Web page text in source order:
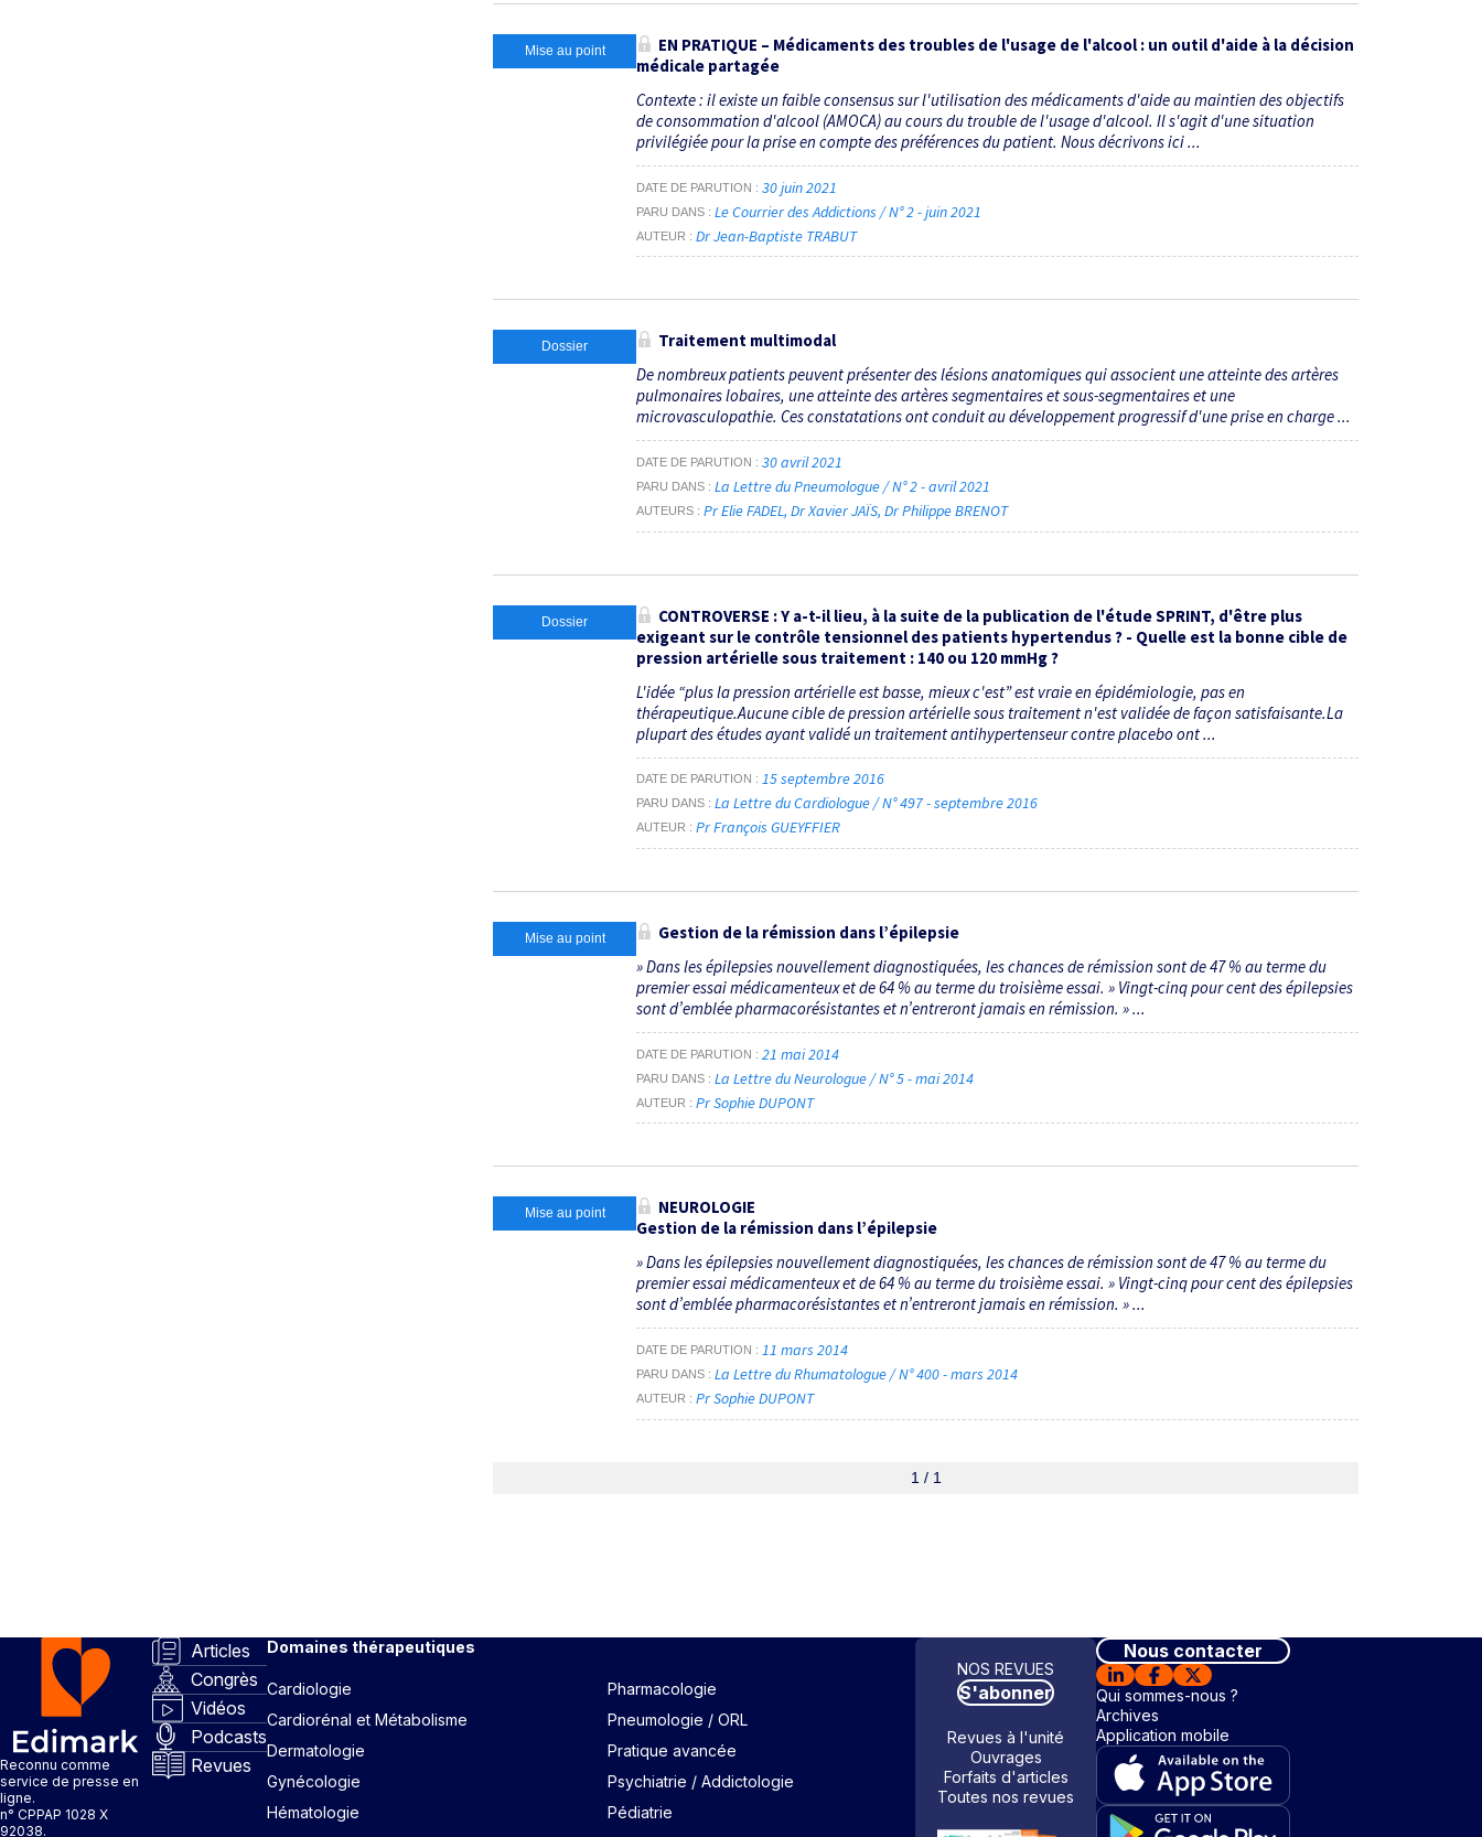
Mise au point
EN PRATIQUE – Médicaments des troubles de l'usage de l'alcool : un outil d'aide à la décision
médicale partagée
Contexte : il existe un faible consensus sur l'utilisation des médicaments d'aide au maintien des objectifs
de consommation d'alcool (AMOCA) au cours du trouble de l'usage d'alcool. Il s'agit d'une situation
privilégiée pour la prise en compte des préférences du patient. Nous décrivons ici ...
DATE DE PARUTION 30 juin 2021
PARU DANS Le Courrier des Addictions / N° 2 - juin 2021
AUTEUR Dr Jean-Baptiste TRABUT
Dossier
Traitement multimodal
De nombreux patients peuvent présenter des lésions anatomiques qui associent une atteinte des artères
pulmonaires lobaires, une atteinte des artères segmentaires et sous-segmentaires et une
microvasculopathie. Ces constatations ont conduit au développement progressif d'une prise en charge ...
DATE DE PARUTION 30 avril 2021
PARU DANS La Lettre du Pneumologue / N° 2 - avril 2021
AUTEURS Pr Elie FADEL Dr Xavier JAÏS Dr Philippe BRENOT
Dossier
CONTROVERSE : Y a-t-il lieu, à la suite de la publication de l'étude SPRINT, d'être plus
exigeant sur le contrôle tensionnel des patients hypertendus ? - Quelle est la bonne cible de
pression artérielle sous traitement : 140 ou 120 mmHg ?
L'idée “plus la pression artérielle est basse, mieux c'est” est vraie en épidémiologie, pas en
thérapeutique.Aucune cible de pression artérielle sous traitement n'est validée de façon satisfaisante.La
plupart des études ayant validé un traitement antihypertenseur contre placebo ont ...
DATE DE PARUTION 15 septembre 2016
PARU DANS La Lettre du Cardiologue / N° 497 - septembre 2016
AUTEUR Pr François GUEYFFIER
Mise au point
Gestion de la rémission dans l’épilepsie
» Dans les épilepsies nouvellement diagnostiquées, les chances de rémission sont de 47 % au terme du
premier essai médicamenteux et de 64 % au terme du troisième essai. » Vingt-cinq pour cent des épilepsies
sont d’emblée pharmacorésistantes et n’entreront jamais en rémission. » ...
DATE DE PARUTION 21 mai 2014
PARU DANS La Lettre du Neurologue / N° 5 - mai 2014
AUTEUR Pr Sophie DUPONT
Mise au point
NEUROLOGIE
Gestion de la rémission dans l’épilepsie
» Dans les épilepsies nouvellement diagnostiquées, les chances de rémission sont de 47 % au terme du
premier essai médicamenteux et de 64 % au terme du troisième essai. » Vingt-cinq pour cent des épilepsies
sont d’emblée pharmacorésistantes et n’entreront jamais en rémission. » ...
DATE DE PARUTION 11 mars 2014
PARU DANS La Lettre du Rhumatologue / N° 400 - mars 2014
AUTEUR Pr Sophie DUPONT
1 / 1
Reconnu comme
service de presse en
ligne.
n° CPPAP 1028 X
92038.
Articles
Congrès
Vidéos
Podcasts
Revues
Domaines thérapeutiques
Cardiologie
Cardiorénal et Métabolisme
Dermatologie
Gynécologie
Hématologie
Pharmacologie
Pneumologie / ORL
Pratique avancée
Psychiatrie / Addictologie
Pédiatrie
NOS REVUES
S'abonner
Revues à l'unité
Ouvrages
Forfaits d'articles
Toutes nos revues
Nous contacter
Qui sommes-nous ?
Archives
Application mobile